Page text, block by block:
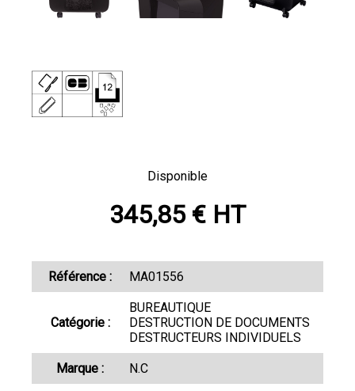
Disponible
345,85 € HT
Référence : MA01556
Catégorie :
BUREAUTIQUE
DESTRUCTION DE DOCUMENTS
DESTRUCTEURS INDIVIDUELS
Marque : N.C